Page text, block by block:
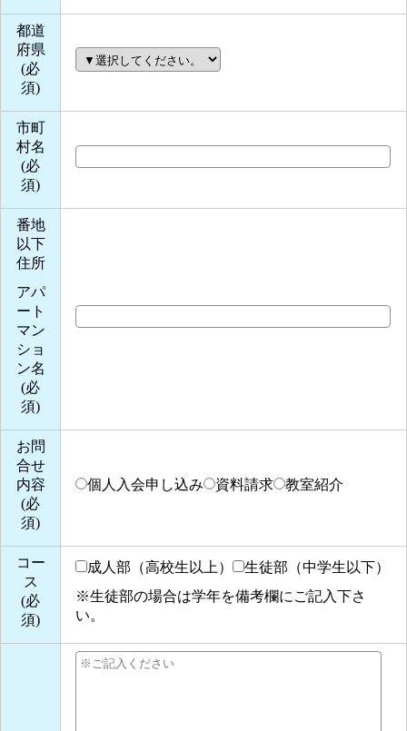
都道
府県
(必
須)
市町
村名
(必
須)
番地
以下
住所
アパ
ート
マン
ショ
ン名
(必
須)
お問
合せ
内容
(必
須)
個人入会申し込み 資料請求 教室紹介
コー
ス
(必
須)
成人部（高校生以上）
生徒部（中学生以下）
※生徒部の場合は学年を備考欄にご記入下さ
い。